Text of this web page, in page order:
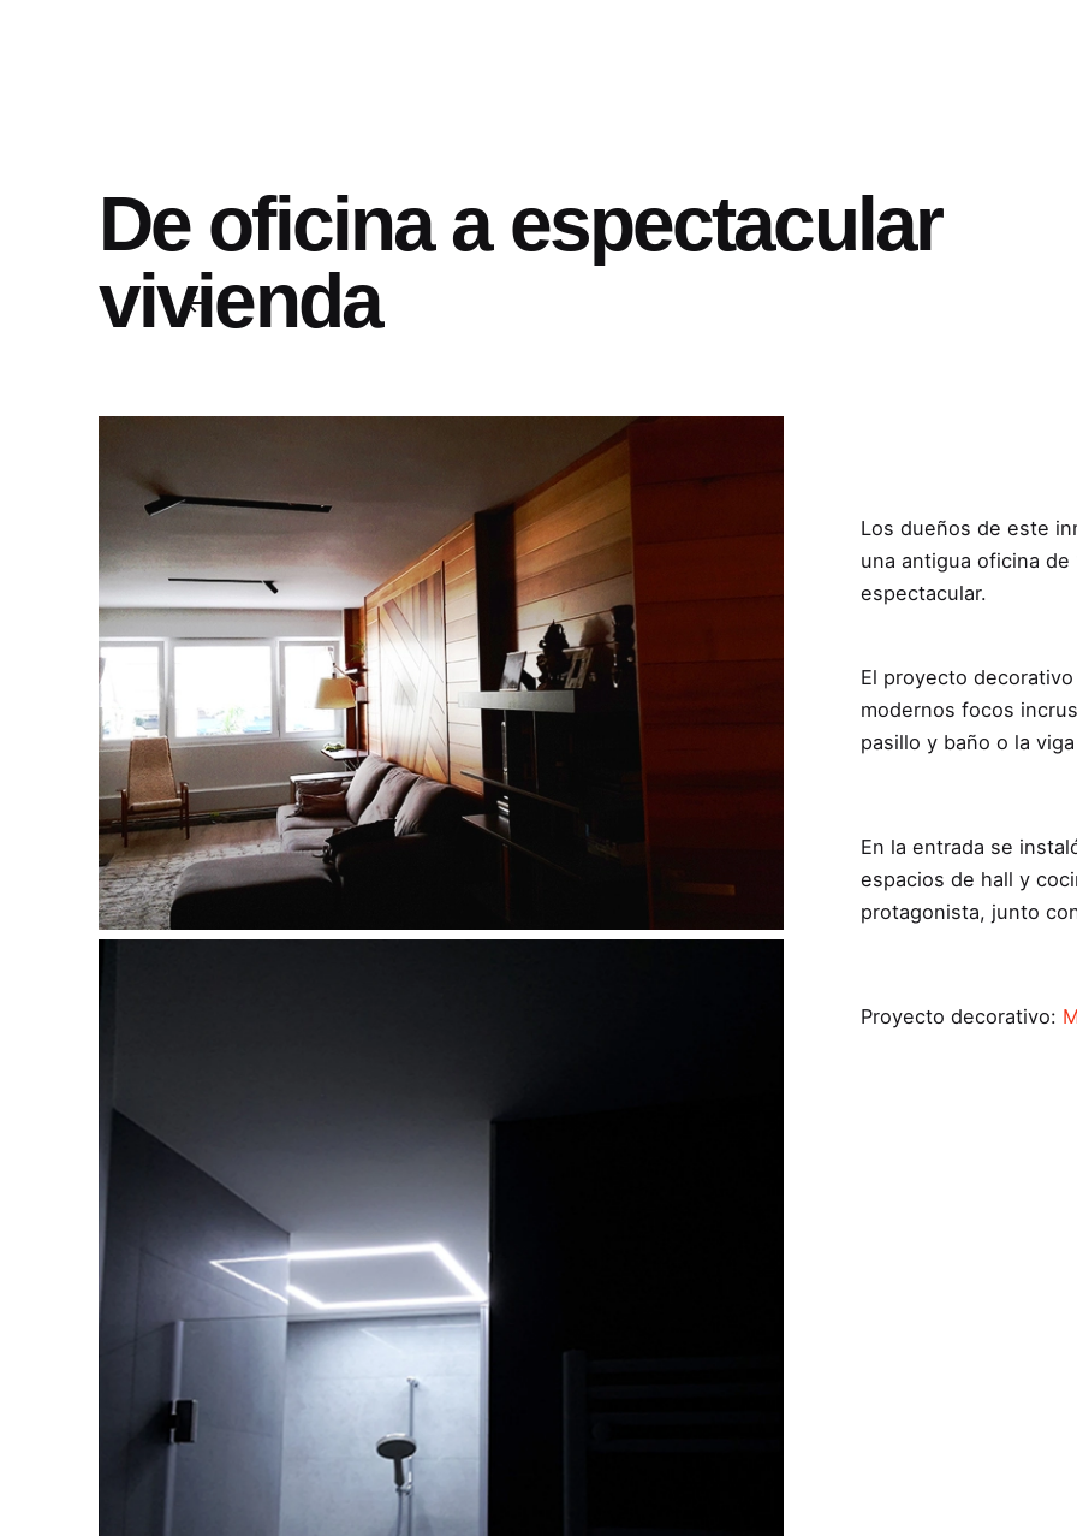
De oficina a espectacular
vivienda
Los dueños de este
una antigua oficina
espectacular.
El proyecto
modernos focos
pasillo y baño o la
En la entrada se
espacios de hall y
protagonista, junto
Proyecto decorativo: